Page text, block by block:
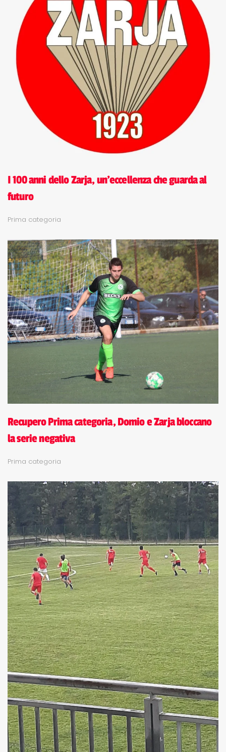
I 100 anni dello Zarja, un'eccellenza che guarda al
futuro
Prima categoria
Recupero Prima categoria, Domio e Zarja bloccano
la serie negativa
Prima categoria